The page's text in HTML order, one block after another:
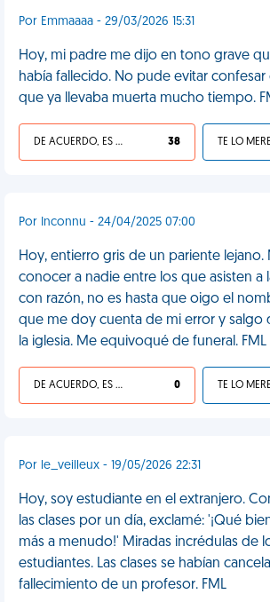
Por Emmaaaa - 29/03/2026 15:31
Hoy, mi padre me dijo en tono grave
había fallecido. No pude evitar
que ya llevaba muerta mucho tiempo.
DE ACUERDO, ES UNA VIDA HP 38 TE LO
Por Inconnu - 24/04/2025 07:00
Hoy, entierro gris de un pariente
conocer a nadie entre los que asisten a
con razón, no es hasta que oigo el
que me doy cuenta de mi error y salgo
la iglesia. Me equivoqué de funeral. FML
DE ACUERDO, ES UNA VIDA HP 0 TE LO
Por le_veilleux - 19/05/2026 22:31
Hoy, soy estudiante en el extranjero.
las clases por un día, exclamé: '¡Qué
más a menudo!' Miradas incrédulas de
estudiantes. Las clases se habían
fallecimiento de un profesor. FML